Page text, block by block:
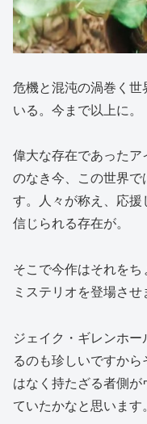
危機と混沌の渦巻く世
いる。今まで以上に。
偉大な存在であったア
のなき今、この世界
す。人々が称え、応援
信じられる存在が。
そこで今作はそれを
ミステリオを登場させ
ジェイク・ギレンホ
るのも珍しいですか
はなく持たざる者側
ていたかなと思います